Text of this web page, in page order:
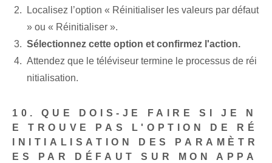
Localisez l’option « Réinitialiser les valeurs par défaut
» ou « Réinitialiser ».
Sélectionnez cette option et confirmez l'action.
Attendez que le téléviseur termine le processus de réi
nitialisation.
10. QUE DOIS-JE FAIRE SI JE N
E TROUVE PAS L'OPTION DE RÉ
INITIALISATION DES PARAMÈTR
ES PAR DÉFAUT SUR MON APPA